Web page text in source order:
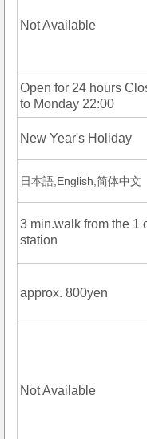
Not Available
Open for 24 hours
to Monday 22:00
New Year's Holiday
日本語,English,简体中文
3 min.walk from the 1
station
approx. 800yen
Not Available